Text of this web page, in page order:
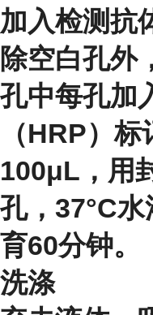
加入检测抗
除空白孔外
孔中每孔加
（HRP）
100μL，用
孔，37°C
育60分钟。
洗涤